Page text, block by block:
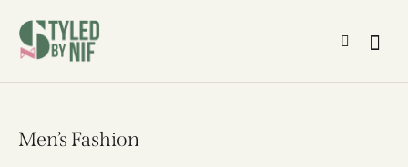
Men’s Fashion